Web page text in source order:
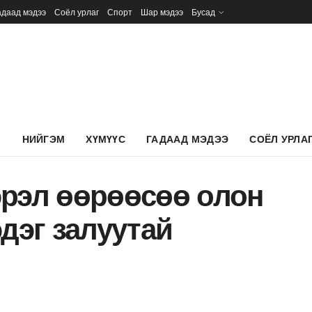
мэдээ Соёл урлаг Спорт Шар мэдээ Бусад
НИЙГЭМ ХҮМҮҮС ГАДААД МЭДЭЭ СОЁЛ
өөрөөсөө олон
залуутай